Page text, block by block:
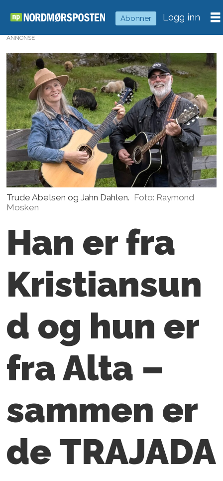
Abonner Logg inn
ANNONSE
Trude Abelsen og Jahn Dahlen. Foto: Raymond
Mosken
Han er fra
Kristiansun
d og hun er
fra Alta –
sammen er
de TRAJADA